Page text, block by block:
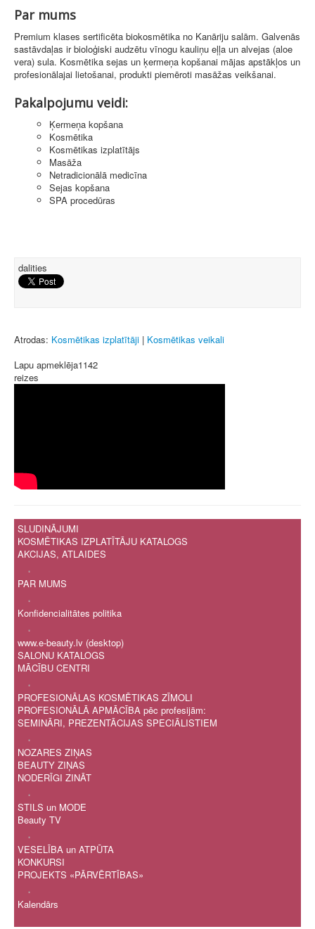
Par mums
Premium klases sertificēta biokosmētika no Kanāriju salām. Galvenās
sastāvdaļas ir bioloģiski audzētu vīnogu kauliņu eļļa un alvejas (aloe
vera) sula. Kosmētika sejas un ķermeņa kopšanai mājas apstākļos un
profesionālajai lietošanai, produkti piemēroti masāžas veikšanai.
Pakalpojumu veidi:
Ķermeņa kopšana
Kosmētika
Kosmētikas izplatītājs
Masāža
Netradicionālā medicīna
Sejas kopšana
SPA procedūras
dalities
Atrodas: Kosmētikas izplatītāji | Kosmētikas veikali
Lapu apmeklēja1142
reizes
SLUDINĀJUMI
KOSMĒTIKAS IZPLATĪTĀJU KATALOGS
AKCIJAS, ATLAIDES
.
PAR MUMS
.
Konfidencialitātes politika
.
www.e-beauty.lv (desktop)
SALONU KATALOGS
MĀCĪBU CENTRI
.
PROFESIONĀLAS KOSMĒTIKAS ZĪMOLI
PROFESIONĀLĀ APMĀCĪBA pēc profesijām:
SEMINĀRI, PREZENTĀCIJAS SPECIĀLISTIEM
.
NOZARES ZIŅAS
BEAUTY ZIŅAS
NODERĪGI ZINĀT
.
STILS un MODE
Beauty TV
.
VESELĪBA un ATPŪTA
KONKURSI
PROJEKTS «PĀRVĒRTĪBAS»
.
Kalendārs